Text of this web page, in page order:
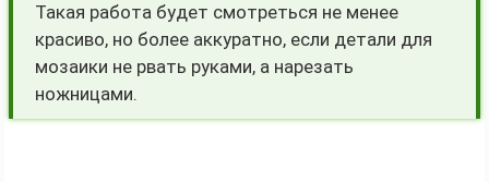
Такая работа будет смотреться не менее
красиво, но более аккуратно, если детали для
мозаики не рвать руками, а нарезать
ножницами.